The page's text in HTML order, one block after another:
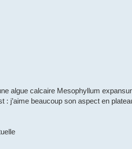
algue calcaire Mesophyllum
: j’aime beaucoup son aspect en